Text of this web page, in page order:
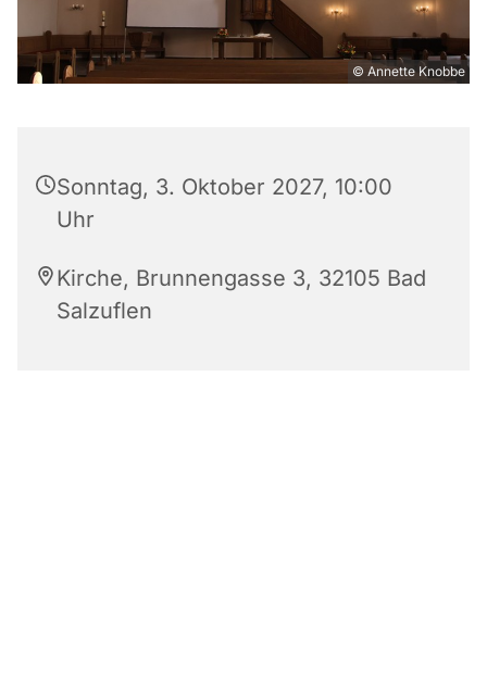
© Annette Knobbe
Sonntag, 3. Oktober 2027, 10:00
Uhr
Kirche, Brunnengasse 3, 32105 Bad
Salzuflen